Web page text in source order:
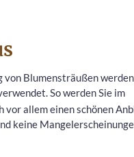
von Blumensträußen
So werden Sie im
allem einen schönen
keine